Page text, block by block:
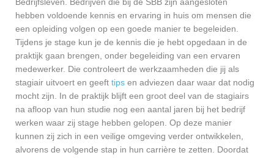
hebben voldoende kennis en ervaring in huis om mensen die
een opleiding volgen op een goede manier te begeleiden.
Tijdens je stage kun je de kennis die je hebt opgedaan in de
praktijk gaan brengen, onder begeleiding van een ervaren
medewerker. Die controleert de werkzaamheden die jij als
stagiair uitvoert en geeft tips en adviezen daar waar dat nodig
mocht zijn. In de praktijk blijft een groot deel van de stagiairs
na afloop van hun studie nog een aantal jaren bij het bedrijf
werken waar zij stage hebben gelopen. Op deze manier
kunnen zij zich in een veilige omgeving verder ontwikkelen,
alvorens de volgende stap in hun carrière te zetten. Doordat